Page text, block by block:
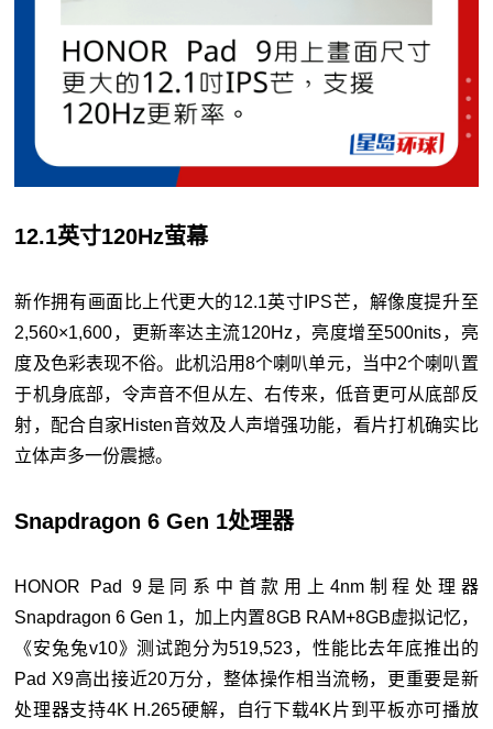
12.1英寸120Hz萤幕
新作拥有画面比上代更大的12.1英寸IPS芒，解像度提升至
2,560×1,600，更新率达主流120Hz，亮度增至500nits，亮
度及色彩表现不俗。此机沿用8个喇叭单元，当中2个喇叭置
于机身底部，令声音不但从左、右传来，低音更可从底部反
射，配合自家Histen音效及人声增强功能，看片打机确实比
立体声多一份震撼。
Snapdragon 6 Gen 1处理器
HONOR Pad 9是同系中首款用上4nm制程处理器
Snapdragon 6 Gen 1，加上内置8GB RAM+8GB虚拟记忆，
《安兔兔v10》测试跑分为519,523，性能比去年底推出的
Pad X9高出接近20万分，整体操作相当流畅，更重要是新
处理器支持4K H.265硬解，自行下载4K片到平板亦可播放